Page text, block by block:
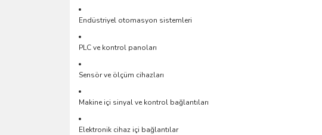
Endüstriyel otomasyon sistemleri
PLC ve kontrol panoları
Sensör ve ölçüm cihazları
Makine içi sinyal ve kontrol bağlantıları
Elektronik cihaz içi bağlantılar